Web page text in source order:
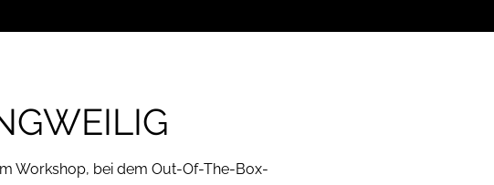
Workshop, bei dem Out-Of-The-Box-